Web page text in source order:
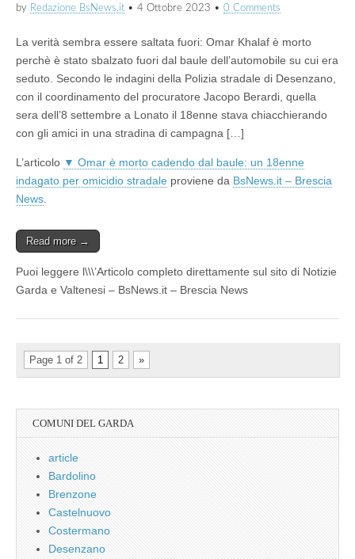
by Redazione BsNews.it • 4 Ottobre 2023 • 0 Comments
La verità sembra essere saltata fuori: Omar Khalaf è morto
perchè è stato sbalzato fuori dal baule dell’automobile su cui era
seduto. Secondo le indagini della Polizia stradale di Desenzano,
con il coordinamento del procuratore Jacopo Berardi, quella
sera dell’8 settembre a Lonato il 18enne stava chiacchierando
con gli amici in una stradina di campagna […]
L’articolo ▼ Omar è morto cadendo dal baule: un 18enne
indagato per omicidio stradale proviene da BsNews.it – Brescia
News
Read more →
Puoi leggere l\\\’Articolo completo direttamente sul sito di Notizie
Garda e Valtenesi – BsNews.it – Brescia News
Page 1 of 2 1 2 »
COMUNI DEL GARDA
article
Bardolino
Brenzone
Castelnuovo
Costermano
Desenzano